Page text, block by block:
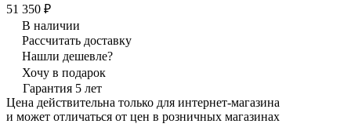
51 350 ₽
В наличии
Рассчитать доставку
Нашли дешевле?
Хочу в подарок
Гарантия 5 лет
Цена действительна только для интернет-магазина
и может отличаться от цен в розничных магазинах